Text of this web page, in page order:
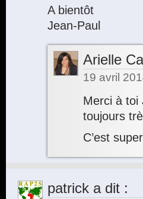
A bientôt
Jean-Paul
Arielle
19 avril
Merci à toi
toujours
C’est
patrick a dit :